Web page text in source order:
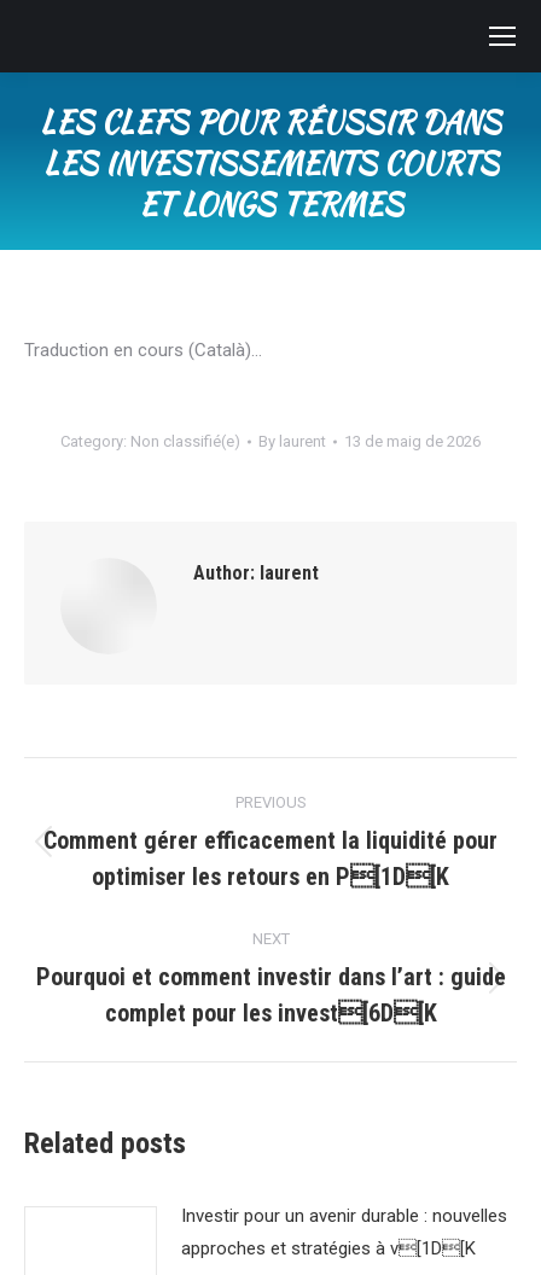
LES CLEFS POUR RÉUSSIR DANS
LES INVESTISSEMENTS COURTS
ET LONGS TERMES
Traduction en cours (Català)…
Category: Non classifié(e) By laurent 13 de maig de 2026
Author: laurent
navigation
PREVIOUS
post:
Comment gérer efficacement la liquidité pour
optimiser les retours en P[1D[K
NEXT
post:
Pourquoi et comment investir dans l’art : guide
complet pour les invest[6D[K
Related posts
Investir pour un avenir durable : nouvelles
approches et stratégies à v[1D[K